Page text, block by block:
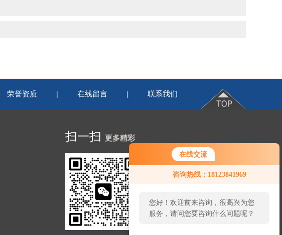
在线交流
咨询热线：18123841969
您好！欢迎前来咨询，很高兴为您
服务，请问您要咨询什么问题呢？
荣誉资质 | 在线留言 | 联系我们
扫一扫 更多精彩